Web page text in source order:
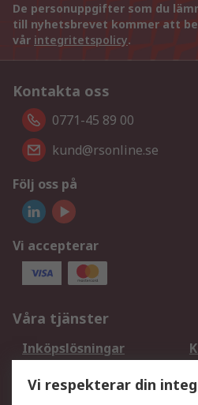
De personuppgifter som du
till nyhetsbrevet kommer att
vår integritetspolicy.
Kontakta oss
0771-45 89 00
kund@rsonline.se
Följ oss på
Vi accepterar
Våra tjänster
Inköpslösningar
DesignSpark
Vi respekterar din